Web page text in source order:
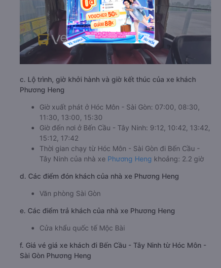
c. Lộ trình, giờ khởi hành và giờ kết thúc của xe khách
Phương Heng
Giờ xuất phát ở Hóc Môn - Sài Gòn: 07:00, 08:30,
11:30, 13:00, 15:30
Giờ đến nơi ở Bến Cầu - Tây Ninh: 9:12, 10:42, 13:42,
15:12, 17:42
Thời gian chạy từ Hóc Môn - Sài Gòn đi Bến Cầu -
Tây Ninh của nhà xe Phương Heng khoảng: 2.2 giờ
d. Các điểm đón khách của nhà xe Phương Heng
Văn phòng Sài Gòn
e. Các điểm trả khách của nhà xe Phương Heng
Cửa khẩu quốc tế Mộc Bài
f. Giá vé giá xe khách đi Bến Cầu - Tây Ninh từ Hóc Môn -
Sài Gòn Phương Heng